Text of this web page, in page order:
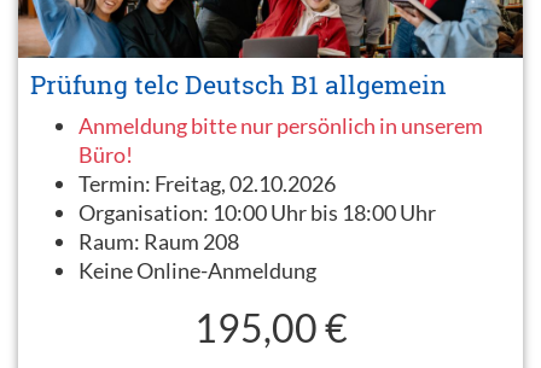
Prüfung telc Deutsch B1 allgemein
Anmeldung bitte nur persönlich in unserem
Büro!
Termin: Freitag, 02.10.2026
Organisation: 10:00 Uhr bis 18:00 Uhr
Raum: Raum 208
Keine Online-Anmeldung
195,00 €